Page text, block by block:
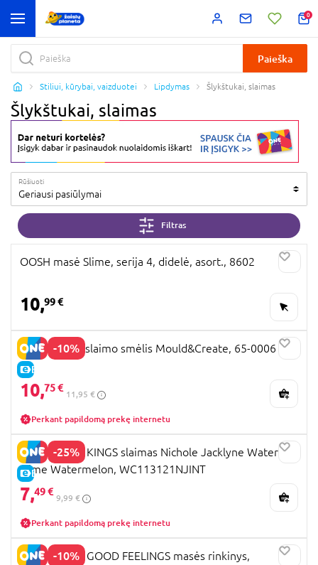
0
Paieška
Stiliui, kūrybai, vaizduotei Lipdymas Šlykštukai, slaimas
Šlykštukai, slaimas
Rūšiuoti
Geriausi pasiūlymai
Filtras
OOSH masė Slime, serija 4, didelė, asort., 8602
10,99 €
-10%
E-KAINA
BATWHEELS slaimo smėlis Mould&Create, 65-0006
10,75 €
11,95 €
Perkant papildomą prekę internetu
-25%
E-KAINA
COMPOUND KINGS slaimas Nichole Jacklyne Water
Slime Watermelon, WC113121NJINT
7,49 €
9,99 €
Perkant papildomą prekę internetu
-10%
TRENDHAUS GOOD FEELINGS masės rinkinys,